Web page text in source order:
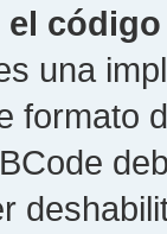
el
una
formato